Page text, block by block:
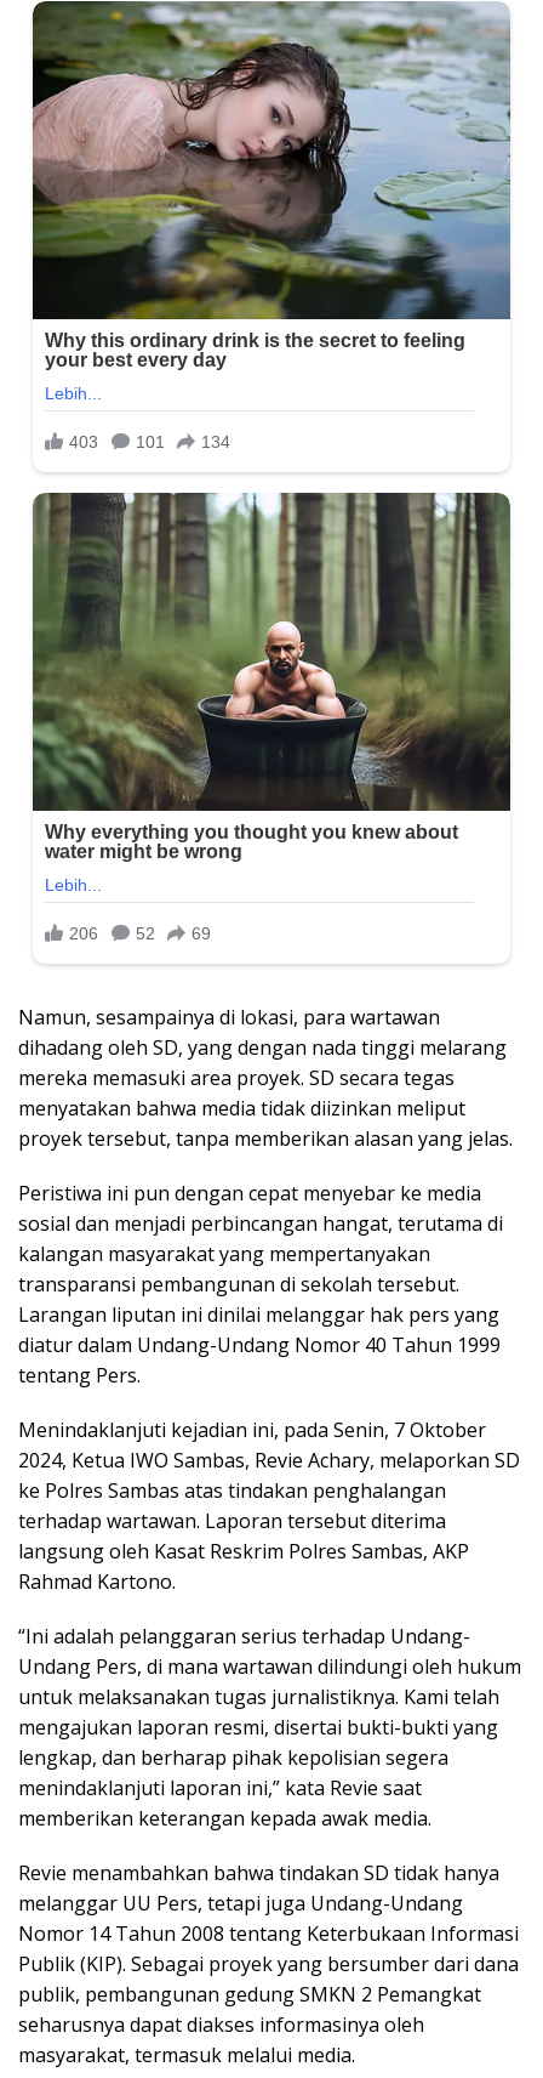
Namun, sesampainya di lokasi, para wartawan
dihadang oleh SD, yang dengan nada tinggi melarang
mereka memasuki area proyek. SD secara tegas
menyatakan bahwa media tidak diizinkan meliput
proyek tersebut, tanpa memberikan alasan yang jelas.
Peristiwa ini pun dengan cepat menyebar ke media
sosial dan menjadi perbincangan hangat, terutama di
kalangan masyarakat yang mempertanyakan
transparansi pembangunan di sekolah tersebut.
Larangan liputan ini dinilai melanggar hak pers yang
diatur dalam Undang-Undang Nomor 40 Tahun 1999
tentang Pers.
Menindaklanjuti kejadian ini, pada Senin, 7 Oktober
2024, Ketua IWO Sambas, Revie Achary, melaporkan SD
ke Polres Sambas atas tindakan penghalangan
terhadap wartawan. Laporan tersebut diterima
langsung oleh Kasat Reskrim Polres Sambas, AKP
Rahmad Kartono.
“Ini adalah pelanggaran serius terhadap Undang-
Undang Pers, di mana wartawan dilindungi oleh hukum
untuk melaksanakan tugas jurnalistiknya. Kami telah
mengajukan laporan resmi, disertai bukti-bukti yang
lengkap, dan berharap pihak kepolisian segera
menindaklanjuti laporan ini,” kata Revie saat
memberikan keterangan kepada awak media.
Revie menambahkan bahwa tindakan SD tidak hanya
melanggar UU Pers, tetapi juga Undang-Undang
Nomor 14 Tahun 2008 tentang Keterbukaan Informasi
Publik (KIP). Sebagai proyek yang bersumber dari dana
publik, pembangunan gedung SMKN 2 Pemangkat
seharusnya dapat diakses informasinya oleh
masyarakat, termasuk melalui media.